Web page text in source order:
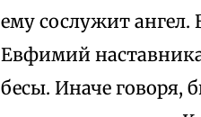
ему сослужит
Евфимий
бесы. Иначе говоря,